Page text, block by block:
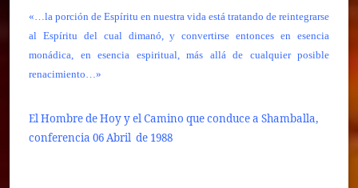
«…la porción de Espíritu en nuestra vida está tratando de reintegrarse
al Espíritu del cual dimanó, y convertirse entonces en esencia
monádica, en esencia espiritual, más allá de cualquier posible
renacimiento…»
El Hombre de Hoy y el Camino que conduce a Shamballa,
conferencia 06 Abril de 1988